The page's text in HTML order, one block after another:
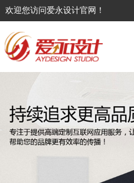
欢迎您访问爱永设计官网！